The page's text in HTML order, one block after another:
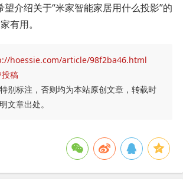
介绍关于“米家智能家居用什么投影”的
有用。
hoessie.com/article/98f2ba46.html
稿
别标注，否则均为本站原创文章，转载时
文章出处。